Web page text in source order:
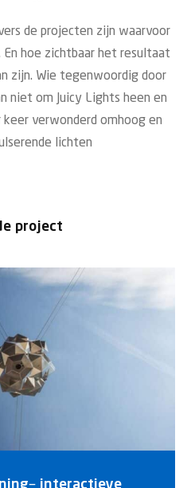
de projecten zijn waarvoor
En hoe zichtbaar het resultaat
zijn. Wie tegenwoordig door
niet om Juicy Lights heen en
verwonderd omhoog en
lichten
project
interactieve